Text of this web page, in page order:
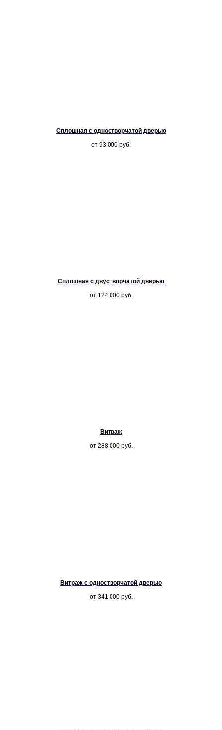
Сплошная с одностворчатой дверью
от 93 000 руб.
Сплошная с двустворчатой дверью
от 124 000 руб.
Витраж
от 288 000 руб.
Витраж с одностворчатой дверью
от 341 000 руб.